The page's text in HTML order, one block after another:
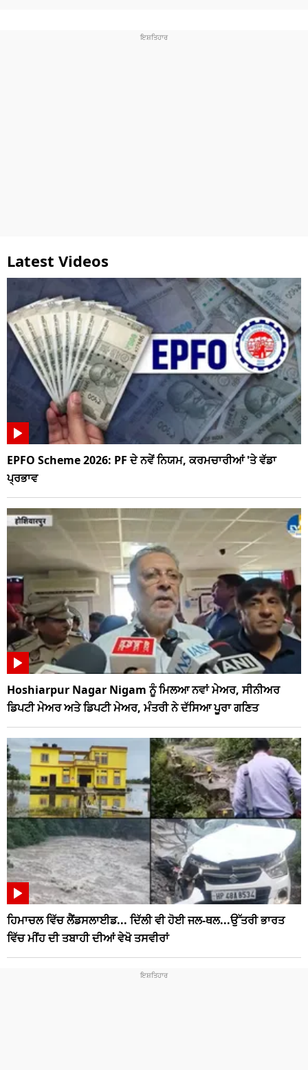
Latest Videos
EPFO Scheme 2026: PF ਦੇ ਨਵੇਂ ਨਿਯਮ, ਕਰਮਚਾਰੀਆਂ 'ਤੇ ਵੱਡਾ
ਪ੍ਰਭਾਵ
Hoshiarpur Nagar Nigam ਨੂੰ ਮਿਲਆ ਨਵਾਂ ਮੇਅਰ, ਸੀਨੀਅਰ
ਡਿਪਟੀ ਮੇਅਰ ਅਤੇ ਡਿਪਟੀ ਮੇਅਰ, ਮੰਤਰੀ ਨੇ ਦੱਸਿਆ ਪੂਰਾ ਗਣਿਤ
ਹਿਮਾਚਲ ਵਿੱਚ ਲੈਂਡਸਲਾਈਡ... ਦਿੱਲੀ ਵੀ ਹੋਈ ਜਲ-ਥਲ...ਉੱਤਰੀ ਭਾਰਤ
ਵਿੱਚ ਮੀਂਹ ਦੀ ਤਬਾਹੀ ਦੀਆਂ ਵੇਖੋ ਤਸਵੀਰਾਂ